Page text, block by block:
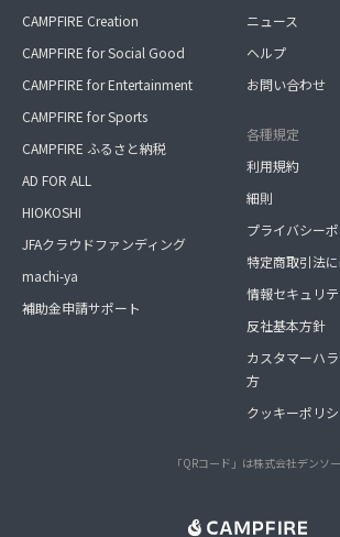
CAMPFIRE Creation
CAMPFIRE for Social Good
CAMPFIRE for Entertainment
CAMPFIRE for Sports
CAMPFIRE ふるさと納税
AD FOR ALL
HIOKOSHI
JFAクラウドファンディング
machi-ya
補助金申請サポート
ニュース
ヘルプ
お問い合わせ
各種規定
利用規約
細則
プライバシー
特定商取引法
情報セキュリ
反社基本方針
カスタマーハ
方
クッキーポリ
「QRコード」は株式会社デンソ